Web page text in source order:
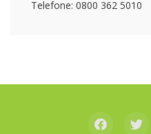
Telefone: 0800 362 5010